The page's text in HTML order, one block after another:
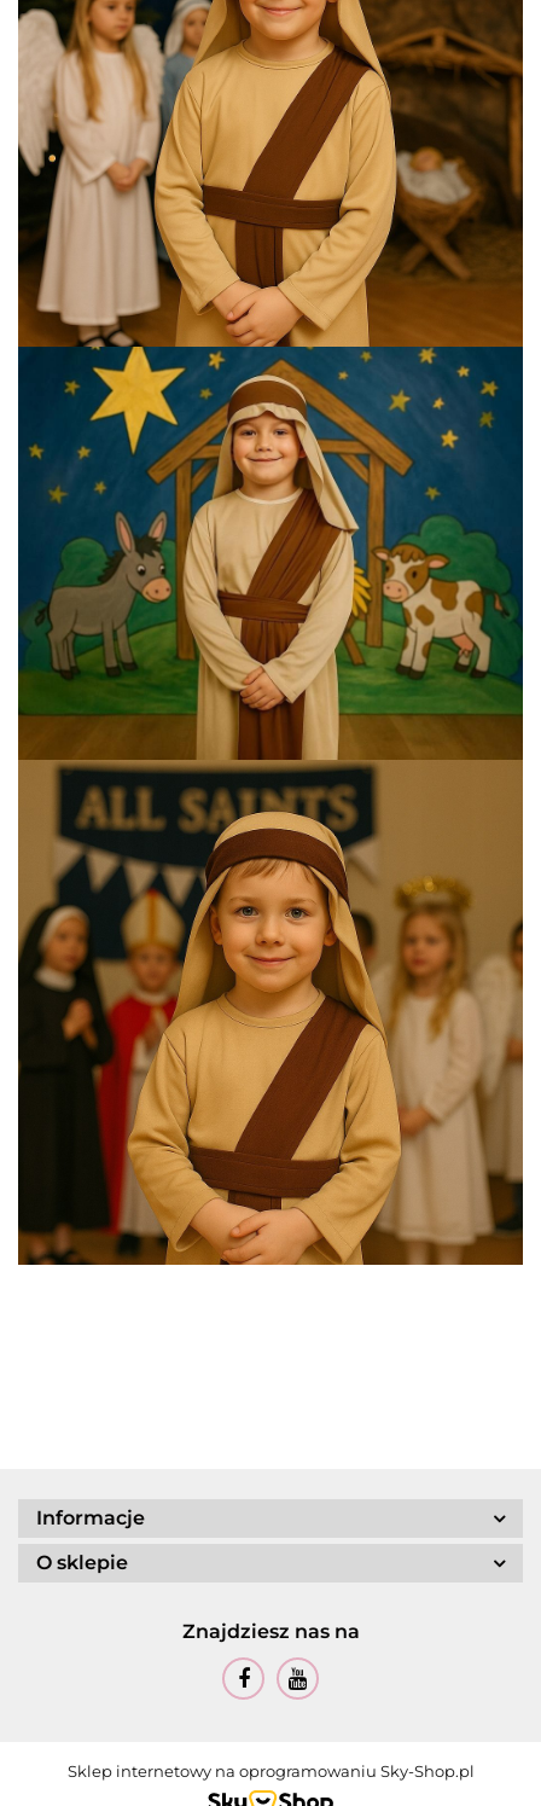
Informacje
O sklepie
Znajdziesz nas na
Sklep internetowy na oprogramowaniu Sky-Shop.pl